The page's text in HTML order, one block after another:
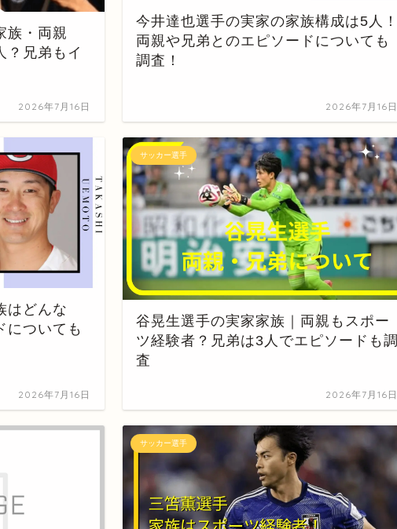
族・両親
？兄弟もイ
2026年7月16日
今井達也選手の実家の家族構成は5人！
両親や兄弟とのエピソードについても
調査！
2026年7月16日
はどんな
についても
2026年7月16日
サッカー選手
谷晃生選手の実家家族｜両親もスポー
ツ経験者？兄弟は3人でエピソードも調
査
2026年7月16日
サッカー選手